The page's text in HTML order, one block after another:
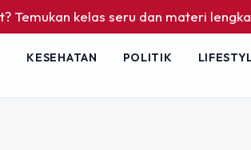
kelas seru dan materi lengkap hanya
KESEHATAN POLITIK